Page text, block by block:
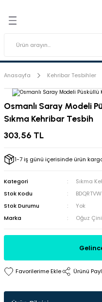
Porselen Boyaları (Toz
Boyaları
Kabartma Boyaları
Tabaklar
Anasayfa Kehribar Tesbihler
Osmanlı Saray Modeli
Sıkma Kehribar Tesbih
303,56 TL
1-7 iş günü içerisinde ürün
Kategori
Sıkma
Stok Kodu
Stok Durumu
Yok
Marka
Oğuz Çini
Ürünü